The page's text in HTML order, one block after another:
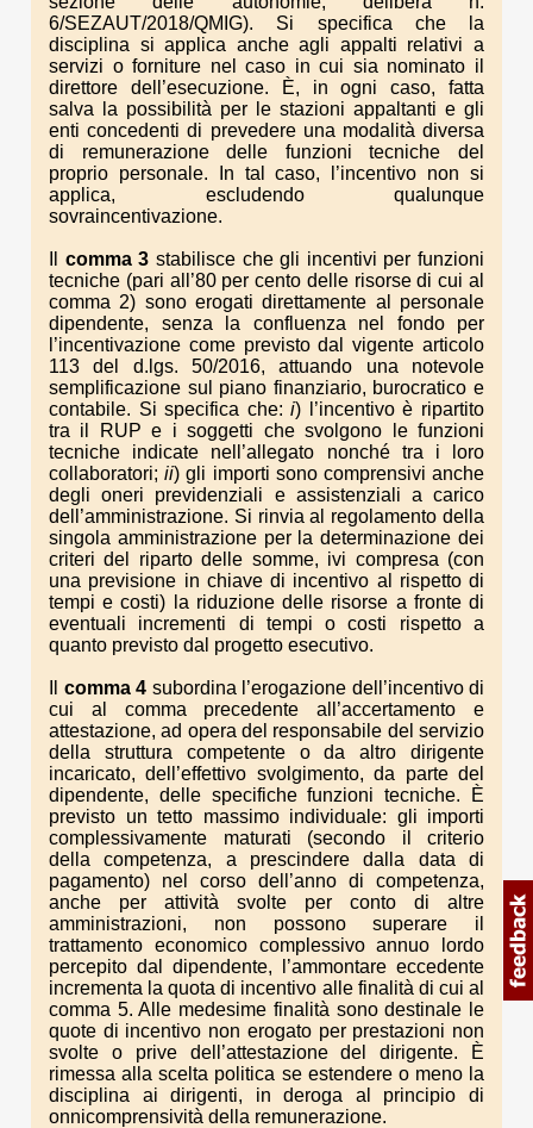
6/SEZAUT/2018/QMIG). Si specifica che la
disciplina si applica anche agli appalti relativi a
servizi o forniture nel caso in cui sia nominato il
direttore dell’esecuzione. È, in ogni caso, fatta
salva la possibilità per le stazioni appaltanti e gli
enti concedenti di prevedere una modalità diversa
di remunerazione delle funzioni tecniche del
proprio personale. In tal caso, l’incentivo non si
applica, escludendo qualunque
sovraincentivazione.
comma 3 stabilisce che gli incentivi per funzioni
tecniche (pari all’80 per cento delle risorse di cui al
comma 2) sono erogati direttamente al personale
dipendente, senza la confluenza nel fondo per
l’incentivazione come previsto dal vigente articolo
113 del d.lgs. 50/2016, attuando una notevole
semplificazione sul piano finanziario, burocratico e
contabile. Si specifica che:i) l’incentivo è ripartito
tra il RUP e i soggetti che svolgono le funzioni
tecniche indicate nell’allegato nonché tra i loro
collaboratori;ii) gli importi sono comprensivi anche
degli oneri previdenziali e assistenziali a carico
dell’amministrazione. Si rinvia al regolamento della
singola amministrazione per la determinazione dei
criteri del riparto delle somme, ivi compresa (con
una previsione in chiave di incentivo al rispetto di
tempi e costi) la riduzione delle risorse a fronte di
eventuali incrementi di tempi o costi rispetto a
quanto previsto dal progetto esecutivo.
comma 4 subordina l’erogazione dell’incentivo di
cui al comma precedente all’accertamento e
attestazione, ad opera del responsabile del servizio
della struttura competente o da altro dirigente
incaricato, dell’effettivo svolgimento, da parte del
dipendente, delle specifiche funzioni tecniche. È
previsto un tetto massimo individuale: gli importi
complessivamente maturati (secondo il criterio
della competenza, a prescindere dalla data di
pagamento) nel corso dell’anno di competenza,
anche per attività svolte per conto di altre
amministrazioni, non possono superare il
trattamento economico complessivo annuo lordo
percepito dal dipendente, l’ammontare eccedente
incrementa la quota di incentivo alle finalità di cui al
comma 5. Alle medesime finalità sono destinale le
quote di incentivo non erogato per prestazioni non
svolte o prive dell’attestazione del dirigente. È
rimessa alla scelta politica se estendere o meno la
disciplina ai dirigenti, in deroga al principio di
onnicomprensività della remunerazione.